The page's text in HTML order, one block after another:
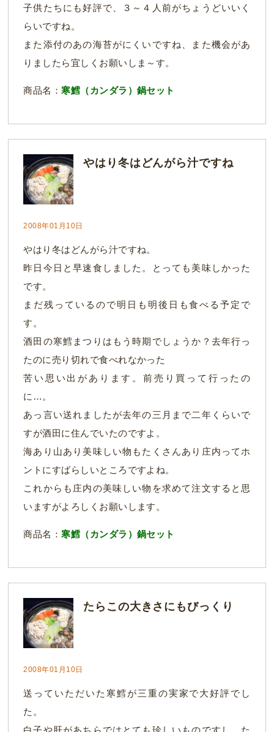
子供たちにも好評で、３～４人前がちょうどいいく
らいですね。
また添付のあの海苔がにくいですね、また機会があ
りましたら宜しくお願いしま～す。
商品名：寒鱈（カンダラ）鍋セット
やはり冬はどんがら汁ですね
2008年01月10日
やはり冬はどんがら汁ですね。
昨日今日と早速食しました。とっても美味しかった
です。
まだ残っているので明日も明後日も食べる予定で
す。
酒田の寒鱈まつりはもう時期でしょうか？去年行っ
たのに売り切れで食べれなかった
苦い思い出があります。前売り買って行ったの
に…。
あっ言い送れましたが去年の三月まで二年くらいで
すが酒田に住んでいたのですよ。
海あり山あり美味しい物もたくさんあり庄内ってホ
ントにすばらしいところですよね。
これからも庄内の美味しい物を求めて注文すると思
いますがよろしくお願いします。
商品名：寒鱈（カンダラ）鍋セット
たらこの大きさにもびっくり
2008年01月10日
送っていただいた寒鱈が三重の実家で大好評でし
た。